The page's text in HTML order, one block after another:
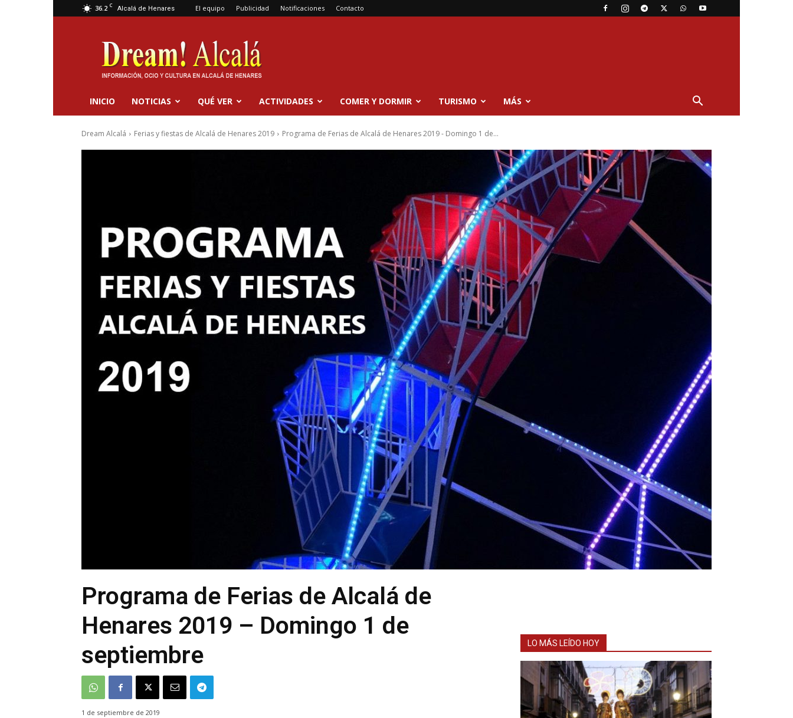
36.2 C Alcalá de Henares El equipo Publicidad Notificaciones Contacto
Dream
Alcalá
INICIO NOTICIAS QUÉ VER ACTIVIDADES COMER Y DORMIR TURISMO MÁS
Dream Alcalá Ferias y fiestas de Alcalá de Henares 2019 Programa de Ferias de Alcalá de Henares 2019 - Domingo 1 de...
Programa de Ferias de Alcalá de
Henares 2019 – Domingo 1 de
septiembre
1 de septiembre de 2019
LO MÁS LEÍDO HOY